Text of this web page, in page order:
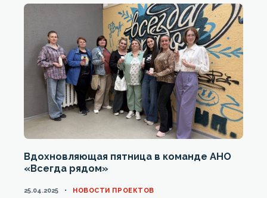
Вдохновляющая пятница в команде АНО
«Всегда рядом»
25.04.2025 CATEGORIES
НОВОСТИ ПРОЕКТОВ